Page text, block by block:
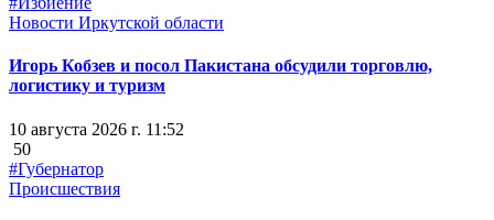
Новости Иркутской области
Игорь Кобзев и посол Пакистана обсудили торговлю,
логистику и туризм
10 августа 2026 г. 11:52
50
#Губернатор
Происшествия